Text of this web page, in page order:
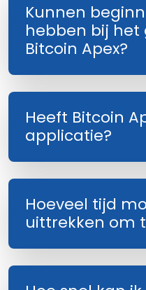
Kunnen
hebben bij het
Bitcoin Apex?
Heeft Bitcoin
applicatie?
Hoeveel tijd
uittrekken om